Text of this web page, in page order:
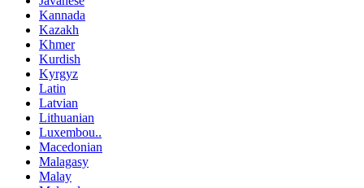
Kannada
Kazakh
Khmer
Kurdish
Kyrgyz
Latin
Latvian
Lithuanian
Luxembou..
Macedonian
Malagasy
Malay